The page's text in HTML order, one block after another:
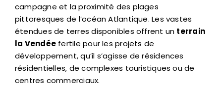
campagne et la proximité des plages
pittoresques de l’océan Atlantique. Les vastes
étendues de terres disponibles offrent un terrain
la Vendée fertile pour les projets de
développement, qu’il s’agisse de résidences
résidentielles, de complexes touristiques ou de
centres commerciaux.